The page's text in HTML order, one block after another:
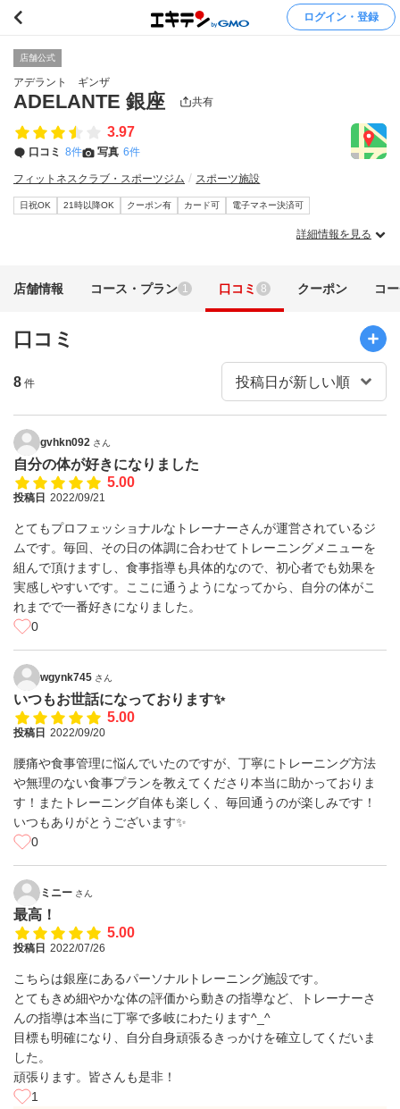
ログイン・登録
店舗公式
アデラント ギンザ
ADELANTE 銀座 共有
3.97
口コミ 8件 写真 6件
フィットネスクラブ・スポーツジム スポーツ施設
日祝OK 21時以降OK クーポン有 カード可 電子マネー決済可
詳細情報を見る
店舗情報 コース・プラン 1 口コミ 8 クーポン コ
口コミ
8 件
gvhkn092 さん
自分の体が好きになりました
5.00
投稿日 2022/09/21
とてもプロフェッショナルなトレーナーさんが運営されているジ
ムです。毎回、その日の体調に合わせてトレーニングメニューを
組んで頂けますし、食事指導も具体的なので、初心者でも効果を
実感しやすいです。ここに通うようになってから、自分の体がこ
れまでで一番好きになりました。
0
wgynk745 さん
いつもお世話になっております✨
5.00
投稿日 2022/09/20
腰痛や食事管理に悩んでいたのですが、丁寧にトレーニング方法
や無理のない食事プランを教えてくださり本当に助かっておりま
す！またトレーニング自体も楽しく、毎回通うのが楽しみです！
いつもありがとうございます✨
0
ミニー さん
最高！
5.00
投稿日 2022/07/26
こちらは銀座にあるパーソナルトレーニング施設です。
とてもきめ細やかな体の評価から動きの指導など、トレーナーさ
んの指導は本当に丁寧で多岐にわたります^_^
目標も明確になり、自分自身頑張るきっかけを確立してくだいま
した。
頑張ります。皆さんも是非！
1